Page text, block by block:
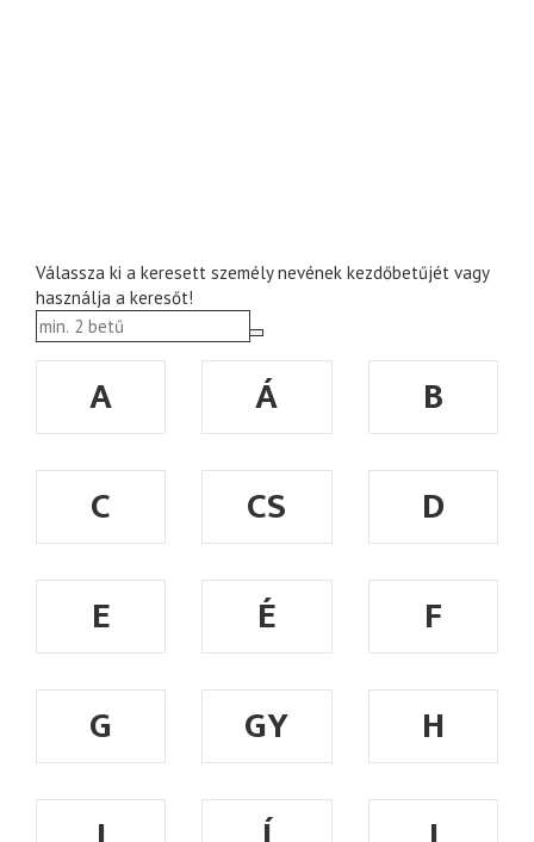
Válassza ki a keresett személy nevének kezdőbetűjét vagy
használja a keresőt!
A Á
B
C
CS
D
E
É
F
G
GY
H